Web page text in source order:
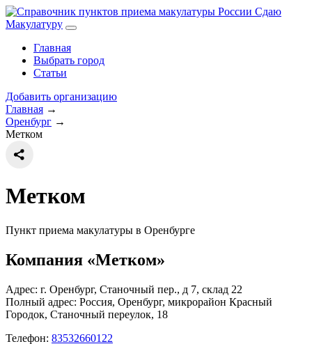
Сдаю
Макулатуру
Главная
Выбрать город
Статьи
Добавить организацию
Главная →
Оренбург →
Метком
Метком
Пункт приема макулатуры в Оренбурге
Компания «Метком»
Адрес: г. Оренбург, Станочный пер., д 7, склад 22
Полный адрес: Россия, Оренбург, микрорайон Красный
Городок, Станочный переулок, 18
Телефон: 83532660122